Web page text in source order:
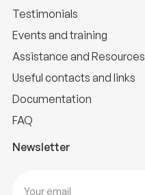
Testimonials
Events and training
Assistance and Resources
Useful contacts and links
Documentation
FAQ
Newsletter